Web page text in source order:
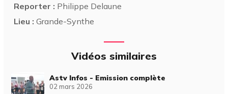
Reporter : Philippe Delaune
Lieu : Grande-Synthe
Vidéos similaires
Astv Infos - Emission complète
02 mars 2026